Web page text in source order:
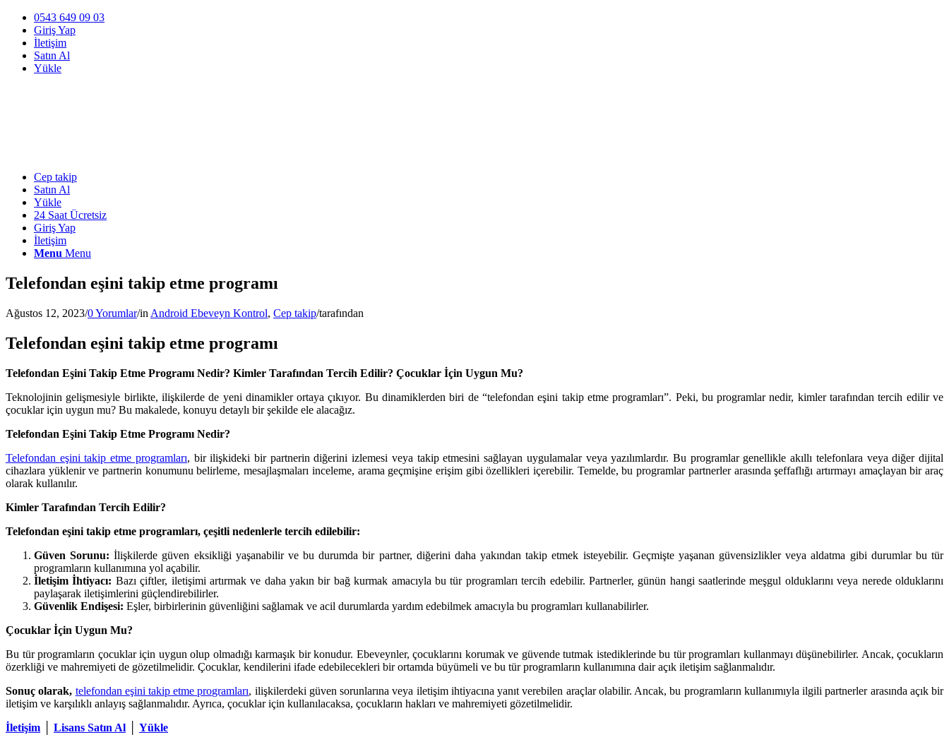
0543 649 09 03
Giriş Yap
İletişim
Satın Al
Yükle
Cep takip
Satın Al
Yükle
24 Saat Ücretsiz
Giriş Yap
İletişim
Menu Menu
Telefondan eşini takip etme programı
Ağustos 12, 2023/0 Yorumlar/in Android Ebeveyn Kontrol, Cep takip/tarafından
Telefondan eşini takip etme programı
Telefondan Eşini Takip Etme Programı Nedir? Kimler Tarafından Tercih Edilir? Çocuklar İçin Uygun Mu?
Teknolojinin gelişmesiyle birlikte, ilişkilerde de yeni dinamikler ortaya çıkıyor. Bu dinamiklerden biri de “telefondan eşini takip etme programları”. Peki, bu programlar nedir, kimler tarafından tercih edilir ve
çocuklar için uygun mu? Bu makalede, konuyu detaylı bir şekilde ele alacağız.
Telefondan Eşini Takip Etme Programı Nedir?
Telefondan eşini takip etme programları, bir ilişkideki bir partnerin diğerini izlemesi veya takip etmesini sağlayan uygulamalar veya yazılımlardır. Bu programlar genellikle akıllı telefonlara veya diğer dijital
cihazlara yüklenir ve partnerin konumunu belirleme, mesajlaşmaları inceleme, arama geçmişine erişim gibi özellikleri içerebilir. Temelde, bu programlar partnerler arasında şeffaflığı artırmayı amaçlayan bir araç
olarak kullanılır.
Kimler Tarafından Tercih Edilir?
Telefondan eşini takip etme programları, çeşitli nedenlerle tercih edilebilir:
Güven Sorunu: İlişkilerde güven eksikliği yaşanabilir ve bu durumda bir partner, diğerini daha yakından takip etmek isteyebilir. Geçmişte yaşanan güvensizlikler veya aldatma gibi durumlar bu tür
programların kullanımına yol açabilir.
İletişim İhtiyacı: Bazı çiftler, iletişimi artırmak ve daha yakın bir bağ kurmak amacıyla bu tür programları tercih edebilir. Partnerler, günün hangi saatlerinde meşgul olduklarını veya nerede olduklarını
paylaşarak iletişimlerini güçlendirebilirler.
Güvenlik Endişesi: Eşler, birbirlerinin güvenliğini sağlamak ve acil durumlarda yardım edebilmek amacıyla bu programları kullanabilirler.
Çocuklar İçin Uygun Mu?
Bu tür programların çocuklar için uygun olup olmadığı karmaşık bir konudur. Ebeveynler, çocuklarını korumak ve güvende tutmak istediklerinde bu tür programları kullanmayı düşünebilirler. Ancak, çocukların
özerkliği ve mahremiyeti de gözetilmelidir. Çocuklar, kendilerini ifade edebilecekleri bir ortamda büyümeli ve bu tür programların kullanımına dair açık iletişim sağlanmalıdır.
Sonuç olarak, telefondan eşini takip etme programları, ilişkilerdeki güven sorunlarına veya iletişim ihtiyacına yanıt verebilen araçlar olabilir. Ancak, bu programların kullanımıyla ilgili partnerler arasında açık bir
iletişim ve karşılıklı anlayış sağlanmalıdır. Ayrıca, çocuklar için kullanılacaksa, çocukların hakları ve mahremiyeti gözetilmelidir.
İletişim
Lisans Satın Al Yükle